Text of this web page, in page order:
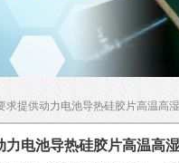
求提供动力电池导热硅胶片高温高
力电池导热硅胶片高温高